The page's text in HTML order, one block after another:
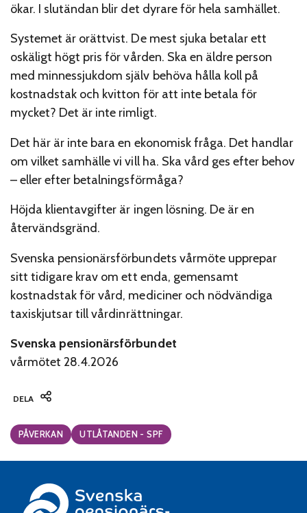
ökar. I slutändan blir det dyrare för hela samhället.
Systemet är orättvist. De mest sjuka betalar ett
oskäligt högt pris för vården. Ska en äldre person
med minnessjukdom själv behöva hålla koll på
kostnadstak och kvitton för att inte betala för
mycket? Det är inte rimligt.
Det här är inte bara en ekonomisk fråga. Det handlar
om vilket samhälle vi vill ha. Ska vård ges efter behov
– eller efter betalningsförmåga?
Höjda klientavgifter är ingen lösning. De är en
återvändsgränd.
Svenska pensionärsförbundets vårmöte upprepar
sitt tidigare krav om ett enda, gemensamt
kostnadstak för vård, mediciner och nödvändiga
taxiskjutsar till vårdinrättningar.
Svenska pensionärsförbundet
vårmötet 28.4.2026
DELA
Categories:
PÅVERKAN UTLÅTANDEN - SPF